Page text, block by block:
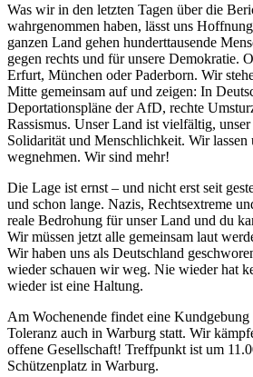
Was wir in den letzten Tagen über die
wahrgenommen haben, lässt uns
ganzen Land gehen hunderttausende
gegen rechts und für unsere Demokratie.
Erfurt, München oder Paderborn. Wir
Mitte gemeinsam auf und zeigen: In
Deportationspläne der AfD, rechte
Rassismus. Unser Land ist vielfältig,
Solidarität und Menschlichkeit. Wir lassen
wegnehmen. Wir sind mehr!
Die Lage ist ernst – und nicht erst seit
und schon lange. Nazis, Rechtsextreme
reale Bedrohung für unser Land und du
Wir müssen jetzt alle gemeinsam laut
Wir haben uns als Deutschland
wieder schauen wir weg. Nie wieder hat
wieder ist eine Haltung.
Am Wochenende findet eine
Toleranz auch in Warburg statt. Wir
offene Gesellschaft! Treffpunkt ist um
Schützenplatz in Warburg.